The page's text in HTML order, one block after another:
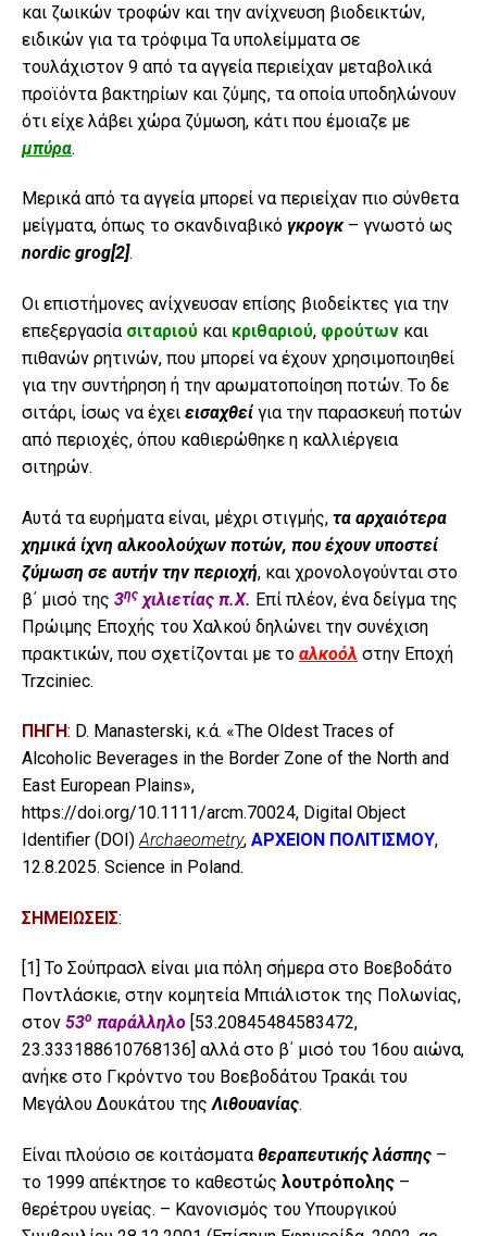
και ζωικών τροφών και την ανίχνευση βιοδεικτών,
ειδικών για τα τρόφιμα Τα υπολείμματα σε
τουλάχιστον 9 από τα αγγεία περιείχαν μεταβολικά
προϊόντα βακτηρίων και ζύμης, τα οποία υποδηλώνουν
ότι είχε λάβει χώρα ζύμωση, κάτι που έμοιαζε με
μπύρα.
Μερικά από τα αγγεία μπορεί να περιείχαν πιο σύνθετα
μείγματα, όπως το σκανδιναβικό γκρογκ – γνωστό ως
nordic grog[2].
Οι επιστήμονες ανίχνευσαν επίσης βιοδείκτες για την
επεξεργασία σιταριού και κριθαριού, φρούτων και
πιθανών ρητινών, που μπορεί να έχουν χρησιμοποιηθεί
για την συντήρηση ή την αρωματοποίηση ποτών. Το δε
σιτάρι, ίσως να έχει εισαχθεί για την παρασκευή ποτών
από περιοχές, όπου καθιερώθηκε η καλλιέργεια
σιτηρών.
Αυτά τα ευρήματα είναι, μέχρι στιγμής, τα αρχαιότερα
χημικά ίχνη αλκοολούχων ποτών, που έχουν υποστεί
ζύμωση σε αυτήν την περιοχή, και χρονολογούνται στο
β΄ μισό της 3ης χιλιετίας π.Χ. Επί πλέον, ένα δείγμα της
Πρώιμης Εποχής του Χαλκού δηλώνει την συνέχιση
πρακτικών, που σχετίζονται με το αλκοόλ στην Εποχή
Trzciniec.
ΠΗΓΗ: D. Manasterski, κ.ά. «The Oldest Traces of
Alcoholic Beverages in the Border Zone of the North and
East European Plains»,
https://doi.org/10.1111/arcm.70024, Digital Object
Identifier (DOI)Archaeometry, ΑΡΧΕΙΟΝ ΠΟΛΙΤΙΣΜΟΥ,
12.8.2025. Science in Poland.
ΣΗΜΕΙΩΣΕΙΣ:
[1] Το Σούπρασλ είναι μια πόλη σήμερα στο Βοεβοδάτο
Ποντλάσκιε, στην κομητεία Μπιάλιστοκ της Πολωνίας,
στον 53ο παράλληλο [53.20845484583472,
23.333188610768136] αλλά στο β΄ μισό του 16ου αιώνα,
ανήκε στο Γκρόντνο του Βοεβοδάτου Τρακάι του
Μεγάλου Δουκάτου τηςΛιθουανίας.
Είναι πλούσιο σε κοιτάσματαθεραπευτικής λάσπης –
το 1999 απέκτησε το καθεστώς λουτρόπολης –
θερέτρου υγείας. – Κανονισμός του Υπουργικού